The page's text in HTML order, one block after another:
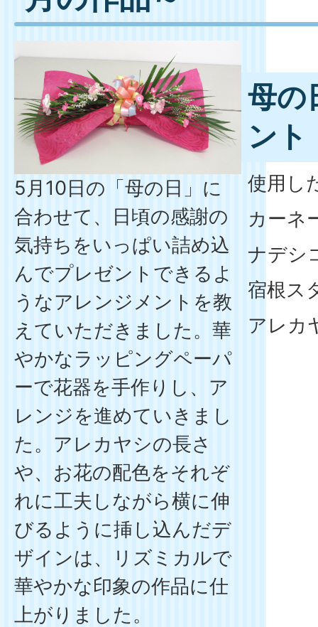
5月10日の「母の日」に
合わせて、日頃の感謝の
気持ちをいっぱい詰め込
んでプレゼントできるよ
うなアレンジメントを教
えていただきました。華
やかなラッピングペーパ
ーで花器を手作りし、ア
レンジを進めていきまし
た。アレカヤシの長さ
や、お花の配色をそれぞ
れに工夫しながら横に伸
びるように挿し込んだデ
ザインは、リズミカルで
華やかな印象の作品に仕
上がりました。
母の
ント
使用し
カーネ
ナデシ
宿根ス
アレカ